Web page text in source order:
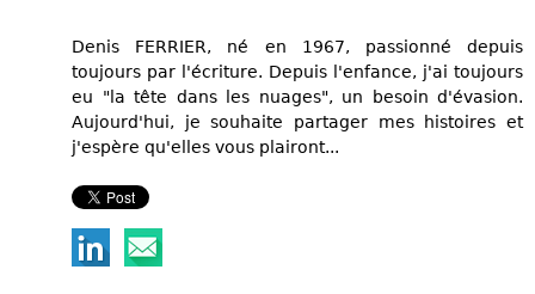
Denis FERRIER, né en 1967, passionné depuis
toujours par l'écriture. Depuis l'enfance, j'ai toujours
eu "la tête dans les nuages", un besoin d'évasion.
Aujourd'hui, je souhaite partager mes histoires et
j'espère qu'elles vous plairont...